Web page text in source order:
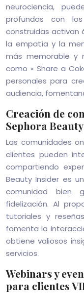
neurociencia,
profundas con
construidas activan
la empatía y la
más memorable y
como « Share a
personales para
audiencia,
Creación de
Sephora
Las comunidades
clientes pueden
compartiendo
Beauty Insider es
comunidad bien
fidelización. Al
tutoriales y
fomenta la
obtiene valiosos
servicios.
Webinars y
para clientes